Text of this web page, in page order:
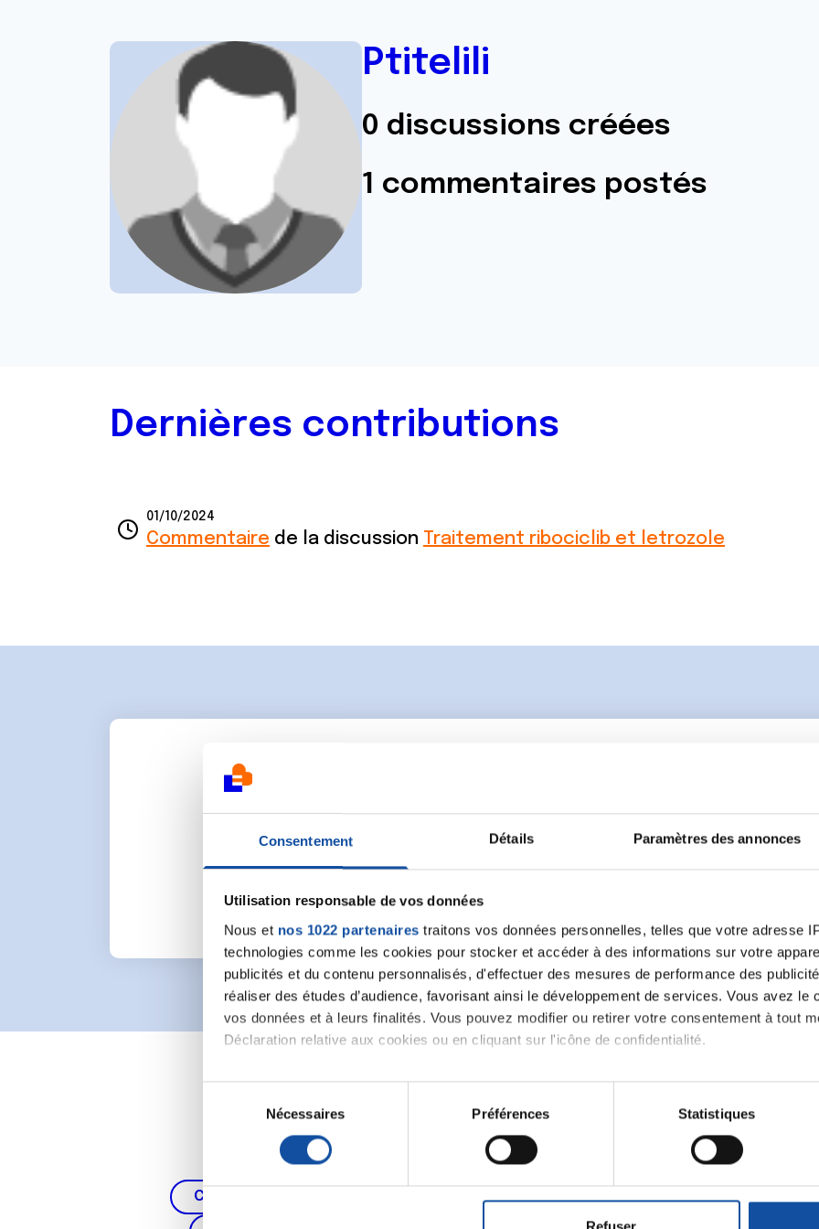
Consentement Détails Paramètres des annonces
Utilisation responsable de vos données
Nous et nos 1022 partenaires traitons vos données personnelles, telles que votre adresse
technologies comme les cookies pour stocker et accéder à des informations sur votre
publicités et du contenu personnalisés, d'effectuer des mesures de performance des
réaliser des études d’audience, favorisant ainsi le développement de services. Vous avez le
vos données et à leurs finalités. Vous pouvez modifier ou retirer votre consentement à tout
Déclaration relative aux cookies ou en cliquant sur l'icône de confidentialité.
Si vous le permettez, nous aimerions également :
Collecter des informations sur votre localisation géographique qui peuvent être
digitales).
. Vous pouvez modifier ou retirer votre consentement à tout moment à partir de la
c
t
Nécessaires Préférences Statistiques
Refuser
Ptitelili
0 discussions créées
1 commentaires postés
Dernières contributions
01/10/2024
Commentaire de la discussion Traitement ribociclib et letrozole
Pour lancer une nouvelle discussion, vous aurez besoin de vous connecter
Se connecter
Thématiques
Cancer du poumon, de la thyroïde et des voies respiratoires Cancer du sein